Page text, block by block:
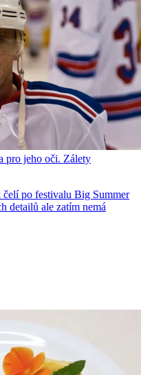
pro jeho oči. Zálety
po festivalu Big Summer
detailů ale zatím nemá